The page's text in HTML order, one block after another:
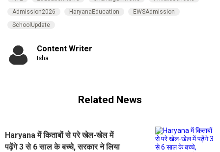
Admission2026
HaryanaEducation
EWSAdmission
SchoolUpdate
Content Writer
Isha
Related News
Haryana में किताबों से परे खेल-खेल में
पढ़ेंगे 3 से 6 साल के बच्चे, सरकार ने लिया